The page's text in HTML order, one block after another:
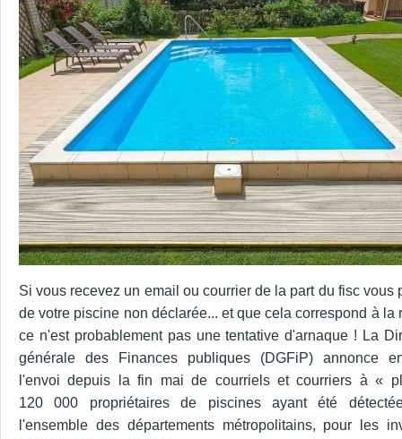
Si vous recevez un email ou courrier de la part du fisc vous
de votre piscine non déclarée... et que cela correspond à la
ce n'est probablement pas une tentative d'arnaque ! La
générale des Finances publiques (DGFiP) annonce
l'envoi depuis la fin mai de courriels et courriers à «
120 000 propriétaires de piscines ayant été
l'ensemble des départements métropolitains, pour les